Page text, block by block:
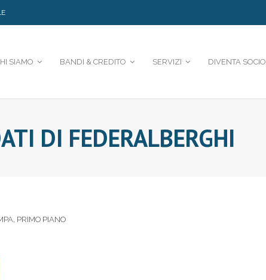
SIAMO BANDI & CREDITO SERVIZI DIVENTA SOCIO
DI FEDERALBERGHI
, PRIMO PIANO